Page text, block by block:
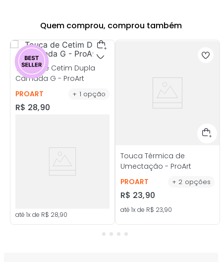
Quem comprou, comprou também
Touca de Cetim Dupla
Camada G - ProArt
PROART
+ 1 opção
R$ 28,90
até 1x de R$ 28,90
Touca Térmica de
Umectação - ProArt
PROART
+ 2 opções
R$ 23,90
até 1x de R$ 23,90